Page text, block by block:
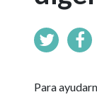
Para